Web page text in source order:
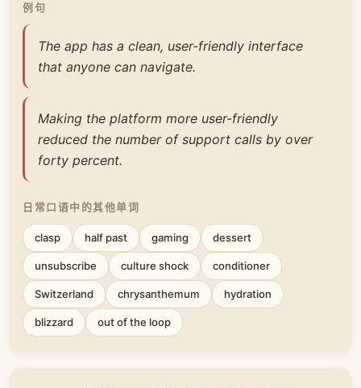
例句
The app has a clean, user-friendly interface
that anyone can navigate.
Making the platform more user-friendly
reduced the number of support calls by over
forty percent.
日常口语中的其他单词
clasp half past gaming dessert
unsubscribe culture shock conditioner
Switzerland chrysanthemum hydration
blizzard out of the loop